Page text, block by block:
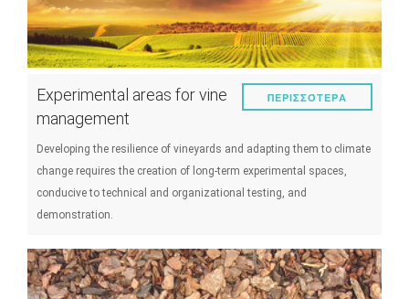
Experimental areas for vine
management
Developing the resilience of vineyards and adapting them to climate
change requires the creation of long-term experimental spaces,
conducive to technical and organizational testing, and
demonstration.
ΠΕΡΙΣΣΌΤΕΡΑ